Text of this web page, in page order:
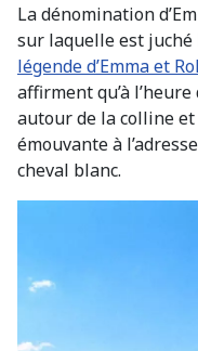
La dénomination
sur laquelle est
légende d’Emma et
affirment qu’à
autour de la colline
émouvante à
cheval blanc.